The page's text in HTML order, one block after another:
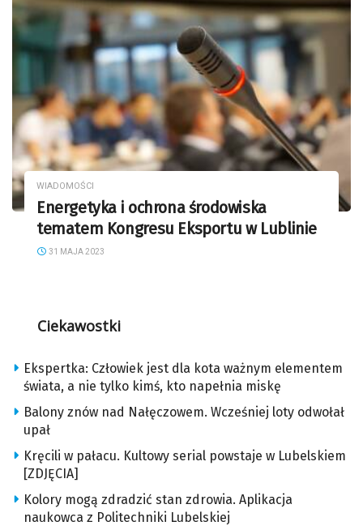
WIADOMOŚCI
Energetyka i ochrona środowiska
tematem Kongresu Eksportu w Lublinie
31 MAJA 2023
Ciekawostki
Ekspertka: Człowiek jest dla kota ważnym elementem
świata, a nie tylko kimś, kto napełnia miskę
Balony znów nad Nałęczowem. Wcześniej loty odwołał
upał
Kręcili w pałacu. Kultowy serial powstaje w Lubelskiem
[ZDJĘCIA]
Kolory mogą zdradzić stan zdrowia. Aplikacja
naukowca z Politechniki Lubelskiej